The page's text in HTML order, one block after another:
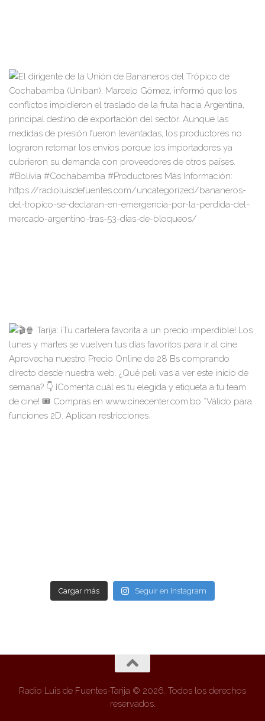
Cargar más Seguir en Instagram
Radio Luis de Fuentes-Tarija © 2026. Todos los derechos
reservados.